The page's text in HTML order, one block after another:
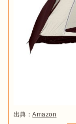
出典：Amazon